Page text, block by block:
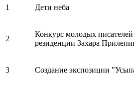
1 Дети неба
2
Конкурс молодых
резиденции Захара
3 Создание экспозиции